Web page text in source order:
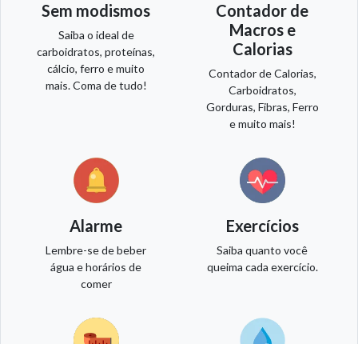
Sem modismos
Saiba o ideal de
carboidratos, proteínas,
cálcio, ferro e muito
mais. Coma de tudo!
Contador de
Macros e
Calorias
Contador de Calorias,
Carboidratos,
Gorduras, Fibras, Ferro
e muito mais!
Alarme
Lembre-se de beber
água e horários de
comer
Exercícios
Saiba quanto você
queima cada exercício.